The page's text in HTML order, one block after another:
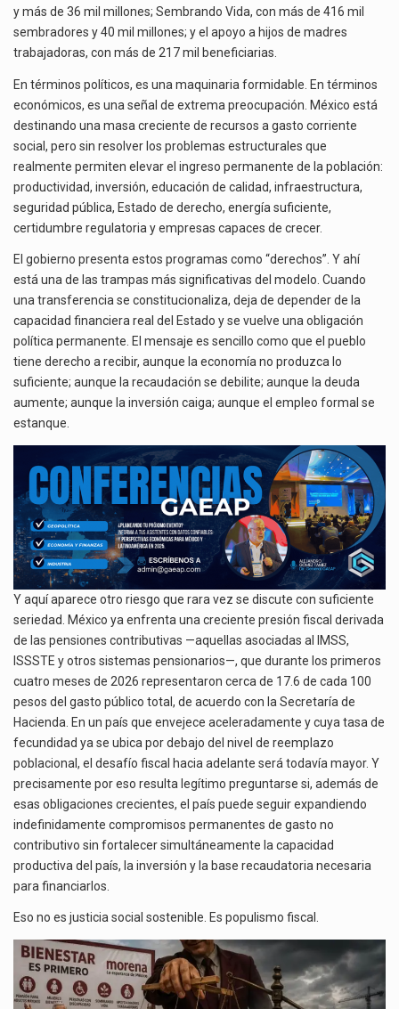
y más de 36 mil millones; Sembrando Vida, con más de 416 mil
sembradores y 40 mil millones; y el apoyo a hijos de madres
trabajadoras, con más de 217 mil beneficiarias.
En términos políticos, es una maquinaria formidable. En términos
económicos, es una señal de extrema preocupación. México está
destinando una masa creciente de recursos a gasto corriente
social, pero sin resolver los problemas estructurales que
realmente permiten elevar el ingreso permanente de la población:
productividad, inversión, educación de calidad, infraestructura,
seguridad pública, Estado de derecho, energía suficiente,
certidumbre regulatoria y empresas capaces de crecer.
El gobierno presenta estos programas como “derechos”. Y ahí
está una de las trampas más significativas del modelo. Cuando
una transferencia se constitucionaliza, deja de depender de la
capacidad financiera real del Estado y se vuelve una obligación
política permanente. El mensaje es sencillo como que el pueblo
tiene derecho a recibir, aunque la economía no produzca lo
suficiente; aunque la recaudación se debilite; aunque la deuda
aumente; aunque la inversión caiga; aunque el empleo formal se
estanque.
Y aquí aparece otro riesgo que rara vez se discute con suficiente
seriedad. México ya enfrenta una creciente presión fiscal derivada
de las pensiones contributivas —aquellas asociadas al IMSS,
ISSSTE y otros sistemas pensionarios—, que durante los primeros
cuatro meses de 2026 representaron cerca de 17.6 de cada 100
pesos del gasto público total, de acuerdo con la Secretaría de
Hacienda. En un país que envejece aceleradamente y cuya tasa de
fecundidad ya se ubica por debajo del nivel de reemplazo
poblacional, el desafío fiscal hacia adelante será todavía mayor. Y
precisamente por eso resulta legítimo preguntarse si, además de
esas obligaciones crecientes, el país puede seguir expandiendo
indefinidamente compromisos permanentes de gasto no
contributivo sin fortalecer simultáneamente la capacidad
productiva del país, la inversión y la base recaudatoria necesaria
para financiarlos.
Eso no es justicia social sostenible. Es populismo fiscal.